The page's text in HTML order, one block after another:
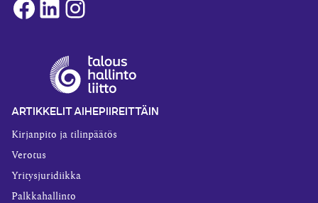
Facebook
LinkedInInstagram
ARTIKKELIT AIHEPIIREITTÄIN
Kirjanpito ja tilinpäätös
Verotus
Yritysjuridiikka
Palkkahallinto